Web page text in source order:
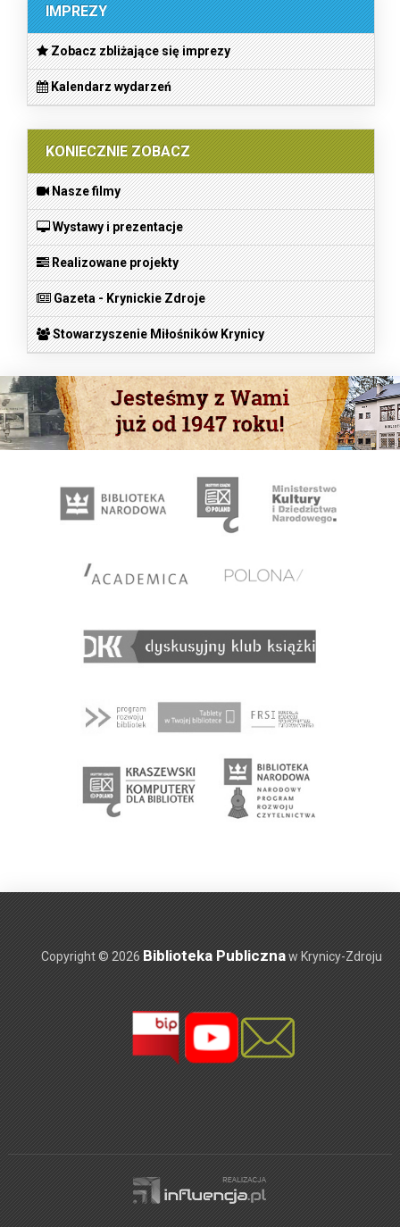
IMPREZY
Zobacz zbliżające się imprezy
Kalendarz wydarzeń
KONIECZNIE ZOBACZ
Nasze filmy
Wystawy i prezentacje
Realizowane projekty
Gazeta - Krynickie Zdroje
Stowarzyszenie Miłośników Krynicy
Copyright © 2026 Biblioteka Publicznaw Krynicy-Zdroju